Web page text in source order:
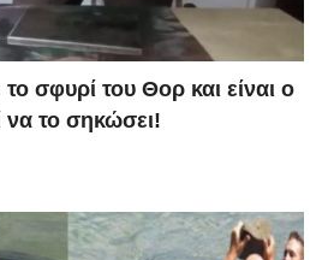
το σφυρί του Θορ και είναι ο
το σηκώσει!